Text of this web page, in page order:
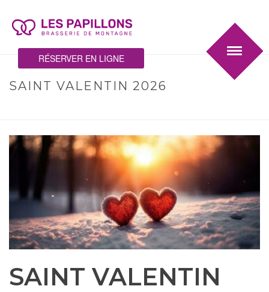
RÉSERVER EN LIGNE
SAINT VALENTIN 2026
SAINT VALENTIN